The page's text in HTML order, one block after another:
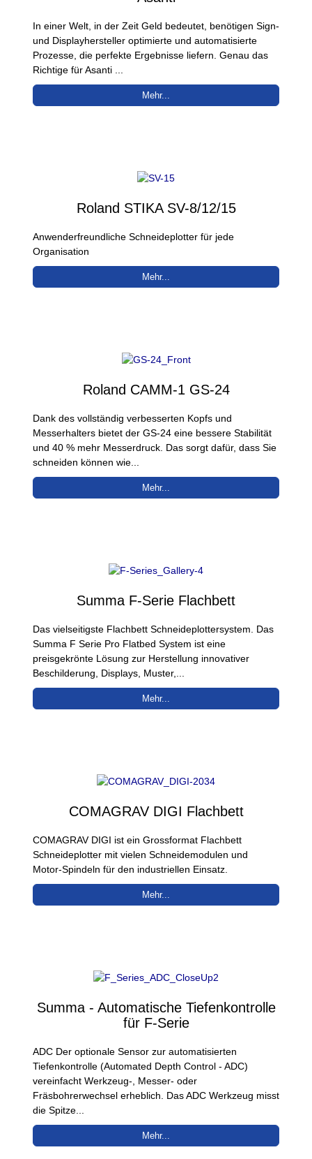
In einer Welt, in der Zeit Geld bedeutet, benötigen Sign-
und Displayhersteller optimierte und automatisierte
Prozesse, die perfekte Ergebnisse liefern. Genau das
Richtige für Asanti ...
Mehr...
Roland STIKA SV-8/12/15
Anwenderfreundliche Schneideplotter für jede
Organisation
Mehr...
Roland CAMM-1 GS-24
Dank des vollständig verbesserten Kopfs und
Messerhalters bietet der GS-24 eine bessere Stabilität
und 40 % mehr Messerdruck. Das sorgt dafür, dass Sie
schneiden können wie...
Mehr...
Summa F-Serie Flachbett
Das vielseitigste Flachbett Schneideplottersystem. Das
Summa F Serie Pro Flatbed System ist eine
preisgekrönte Lösung zur Herstellung innovativer
Beschilderung, Displays, Muster,...
Mehr...
COMAGRAV DIGI Flachbett
COMAGRAV DIGI ist ein Grossformat Flachbett
Schneideplotter mit vielen Schneidemodulen und
Motor-Spindeln für den industriellen Einsatz.
Mehr...
Summa - Automatische Tiefenkontrolle
für F-Serie
ADC Der optionale Sensor zur automatisierten
Tiefenkontrolle (Automated Depth Control - ADC)
vereinfacht Werkzeug-, Messer- oder
Fräsbohrerwechsel erheblich. Das ADC Werkzeug misst
die Spitze...
Mehr...